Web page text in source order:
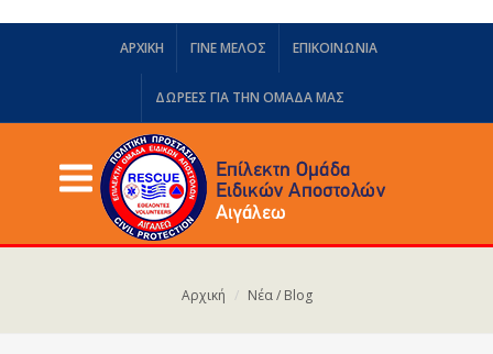
ΑΡΧΙΚΗ ΓΙΝΕ ΜΕΛΟΣ ΕΠΙΚΟΙΝΩΝΙΑ
ΔΩΡΕΈΣ ΓΙΑ ΤΗΝ ΟΜΆΔΑ ΜΑΣ
Αρχική Νέα / Blog